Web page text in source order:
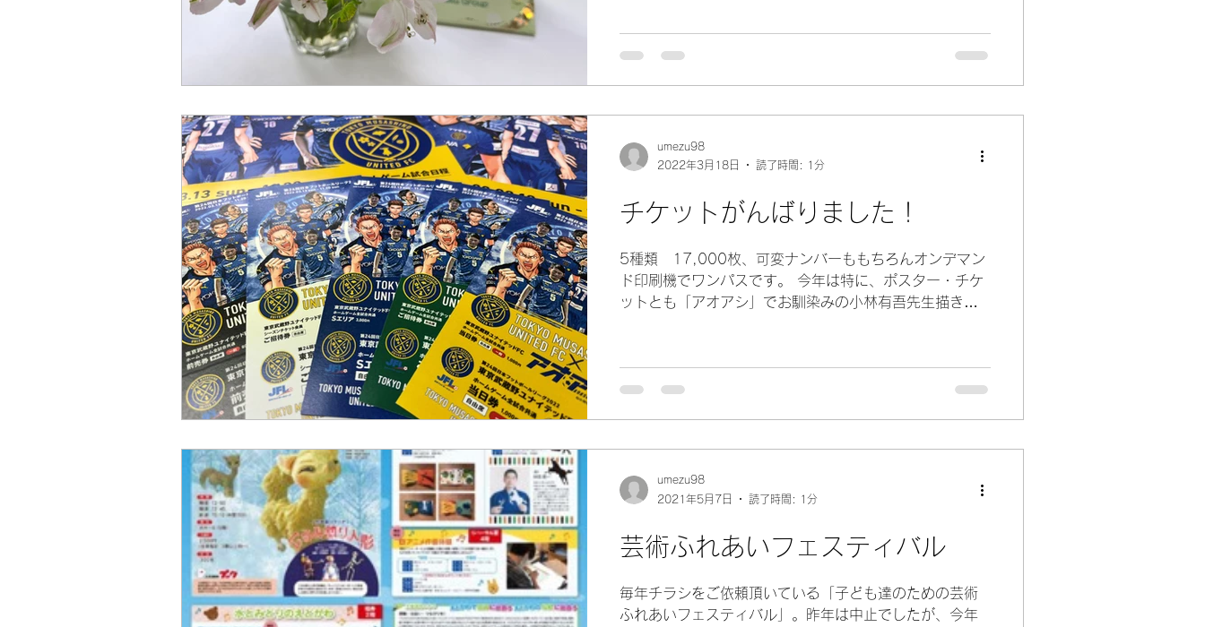
チケットがんばりました！
5種類 17,000枚、可変ナンバーももちろんオンデマン
ド印刷機でワンパスです。 今年は特に、ポスター・チケ
ットとも「アオアシ」でお馴染みの小林有吾先生描きお
ザインのチケ...
umezu98
2022年3月18日
読了時間: 1分
芸術ふれあいフェスティバル
毎年チラシをご依頼頂いている「子ども達のための芸術
ふれあいフェスティバル」。昨年は中止でしたが、今年
umezu98
2021年5月7日
読了時間: 1分